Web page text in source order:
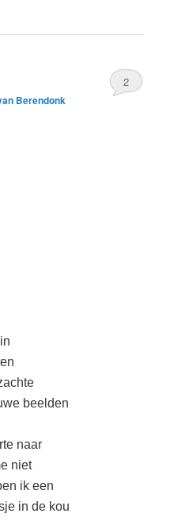
Berendonk
2
beelden
naar
niet
ik een
in de kou